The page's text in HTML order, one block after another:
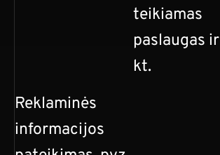
teikiamas
paslaugas ir
kt.
Reklaminės
informacijos